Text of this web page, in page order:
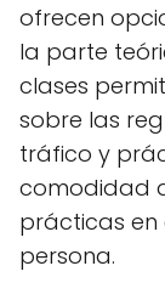
ofrecen
la parte
clases
sobre las
tráfico y
comodidad
prácticas en
persona.